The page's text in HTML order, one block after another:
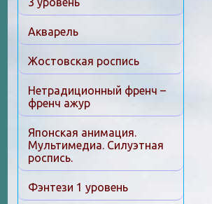
Акварель
Жостовская роспись
Нетрадиционный френч –
френч ажур
Японская анимация.
Мультимедиа. Силуэтная
роспись.
Фэнтези 1 уровень